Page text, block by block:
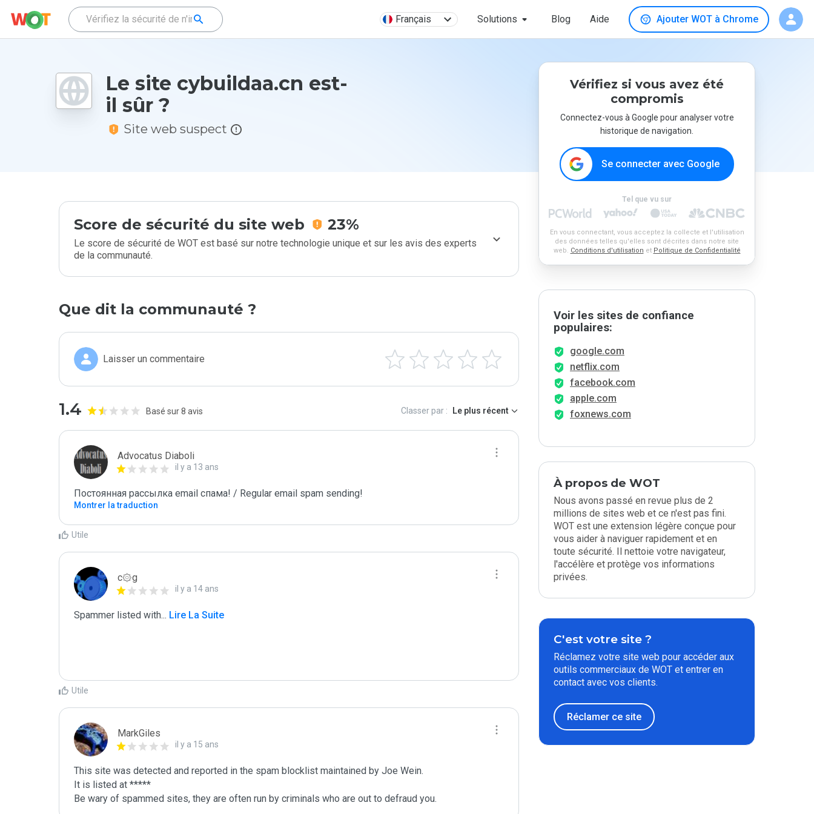
Français Solutions Blog Aide Ajouter WOT à Chrome
Le site cybuildaa.cn est-
il sûr ?
Site web suspect
Score de sécurité du site web 23%
Le score de sécurité de WOT est basé sur notre technologie unique et sur les avis des experts
de la communauté.
Que dit la communauté ?
Laisser un commentaire
1.4 Basé sur 8 avis Classer par : Le plus récent
Advocatus Diaboli
il y a 13 ans
Постоянная рассылка email спама! / Regular email spam sending!
Montrer la traduction
Utile
c۞g
il y a 14 ans
Spammer listed with... Lire La Suite
Utile
MarkGiles
il y a 15 ans
This site was detected and reported in the spam blocklist maintained by Joe Wein.
It is listed at *****
Be wary of spammed sites, they are often run by criminals who are out to defraud you.
Vérifiez si vous avez été
compromis
Connectez-vous à Google pour analyser votre
historique de navigation.
Se connecter avec Google
Tel que vu sur
En vous connectant, vous acceptez la collecte et l'utilisation
des données telles qu'elles sont décrites dans notre site
web. Conditions d'utilisation et Politique de Confidentialité
Voir les sites de confiance
populaires:
google.com
netflix.com
facebook.com
apple.com
foxnews.com
À propos de WOT
Nous avons passé en revue plus de 2
millions de sites web et ce n'est pas fini.
WOT est une extension légère conçue pour
vous aider à naviguer rapidement et en
toute sécurité. Il nettoie votre navigateur,
l'accélère et protège vos informations
privées.
C'est votre site ?
Réclamez votre site web pour accéder aux
outils commerciaux de WOT et entrer en
contact avec vos clients.
Réclamer ce site